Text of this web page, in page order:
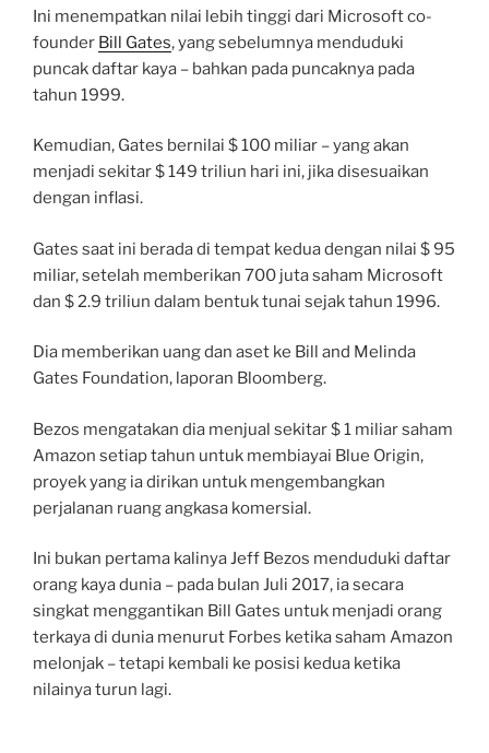
Ini menempatkan nilai lebih tinggi dari Microsoft co-
founder Bill Gates, yang sebelumnya menduduki
puncak daftar kaya – bahkan pada puncaknya pada
tahun 1999.
Kemudian, Gates bernilai $ 100 miliar – yang akan
menjadi sekitar $ 149 triliun hari ini, jika disesuaikan
dengan inflasi.
Gates saat ini berada di tempat kedua dengan nilai $ 95
miliar, setelah memberikan 700 juta saham Microsoft
dan $ 2.9 triliun dalam bentuk tunai sejak tahun 1996.
Dia memberikan uang dan aset ke Bill and Melinda
Gates Foundation, laporan Bloomberg.
Bezos mengatakan dia menjual sekitar $ 1 miliar saham
Amazon setiap tahun untuk membiayai Blue Origin,
proyek yang ia dirikan untuk mengembangkan
perjalanan ruang angkasa komersial.
Ini bukan pertama kalinya Jeff Bezos menduduki daftar
orang kaya dunia – pada bulan Juli 2017, ia secara
singkat menggantikan Bill Gates untuk menjadi orang
terkaya di dunia menurut Forbes ketika saham Amazon
melonjak – tetapi kembali ke posisi kedua ketika
nilainya turun lagi.